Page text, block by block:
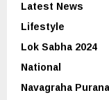
Latest News
Lifestyle
Lok Sabha 2024
National
Navagraha Purana